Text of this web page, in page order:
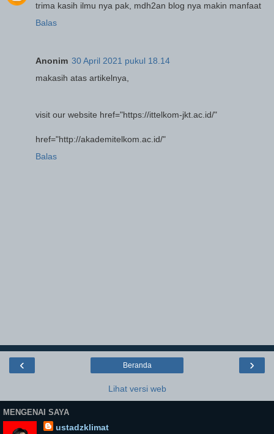
trima kasih ilmu nya pak, mdh2an blog nya makin manfaat
Balas
Anonim 30 April 2021 pukul 18.14
makasih atas artikelnya,
visit our website href="https://ittelkom-jkt.ac.id/"
href="http://akademitelkom.ac.id/"
Balas
‹ ›
Beranda
Lihat versi web
MENGENAI SAYA
ustadzklimat